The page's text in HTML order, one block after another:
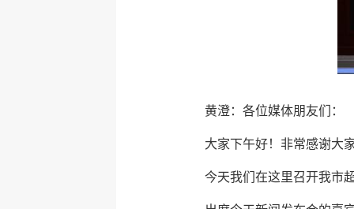
黄澄：各位媒体朋友们：
大家下午好！非常感谢大
今天我们在这里召开我市